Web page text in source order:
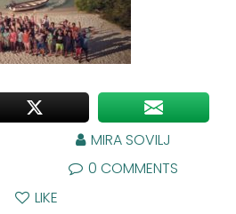
MIRA SOVILJ
0 COMMENTS
LIKE